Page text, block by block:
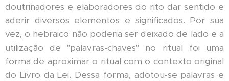
doutrinadores e elaboradores do rito dar sentido e
aderir diversos elementos e significados. Por sua
vez, o hebraico não poderia ser deixado de lado e a
utilização de "palavras-chaves" no ritual foi uma
forma de aproximar o ritual com o contexto original
do Livro da Lei. Dessa forma, adotou-se palavras e